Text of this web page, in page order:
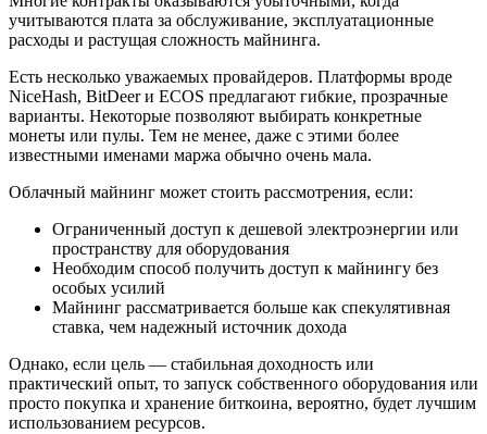
учитываются плата за обслуживание, эксплуатационные
расходы и растущая сложность майнинга.
Есть несколько уважаемых провайдеров. Платформы вроде
NiceHash, BitDeer и ECOS предлагают гибкие, прозрачные
варианты. Некоторые позволяют выбирать конкретные
монеты или пулы. Тем не менее, даже с этими более
известными именами маржа обычно очень мала.
Облачный майнинг может стоить рассмотрения, если:
Ограниченный доступ к дешевой электроэнергии или
пространству для оборудования
Необходим способ получить доступ к майнингу без
особых усилий
Майнинг рассматривается больше как спекулятивная
ставка, чем надежный источник дохода
Однако, если цель — стабильная доходность или
практический опыт, то запуск собственного оборудования или
просто покупка и хранение биткоина, вероятно, будет лучшим
использованием ресурсов.